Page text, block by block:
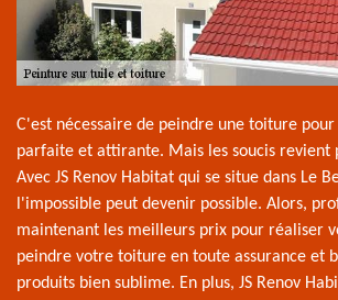
C'est nécessaire de peindre une toiture
parfaite et attirante. Mais les soucis revient
Avec JS Renov Habitat qui se situe dans Le
l'impossible peut devenir possible. Alors,
maintenant les meilleurs prix pour réaliser
peindre votre toiture en toute assurance et
produits bien sublime. En plus, JS Renov